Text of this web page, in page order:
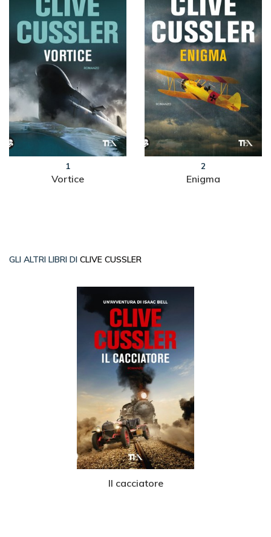
1
Vortice
2
Enigma
GLI ALTRI LIBRI DI CLIVE CUSSLER
Il cacciatore